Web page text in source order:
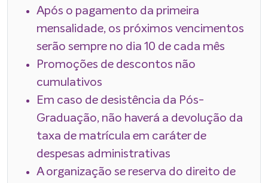
Após o pagamento da primeira
mensalidade, os próximos vencimentos
serão sempre no dia 10 de cada mês
Promoções de descontos não
cumulativos
Em caso de desistência da Pós-
Graduação, não haverá a devolução da
taxa de matrícula em caráter de
despesas administrativas
A organização se reserva do direito de